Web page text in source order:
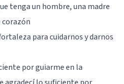
tenga un hombre, una madre
corazón
para cuidarnos y darnos
por guiarme en la